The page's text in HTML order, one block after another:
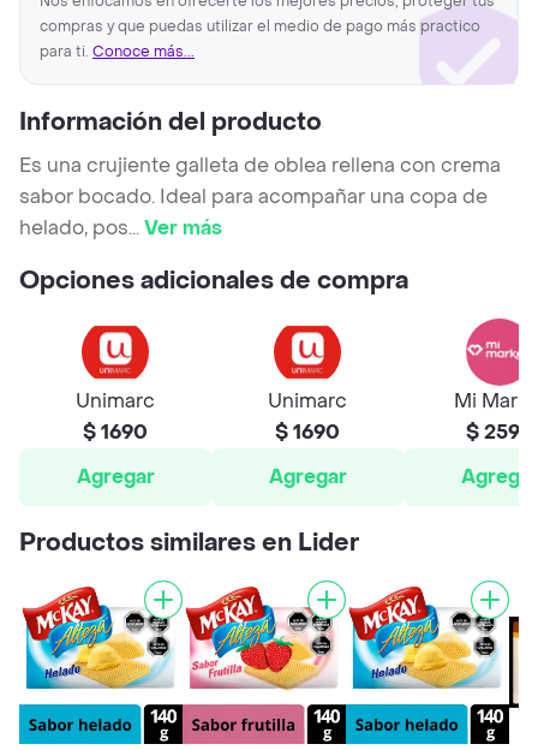
compras y que puedas utilizar el medio de pago más practico
para ti. Conoce más...
Información del producto
Es una crujiente galleta de oblea rellena con crema
sabor bocado. Ideal para acompañar una copa de
helado, pos...Ver más
Opciones adicionales de compra
Unimarc
$ 1690
Agregar
Unimarc
$ 1690
Agregar
Mi
$ 2590
Agregar
Productos similares en Lider